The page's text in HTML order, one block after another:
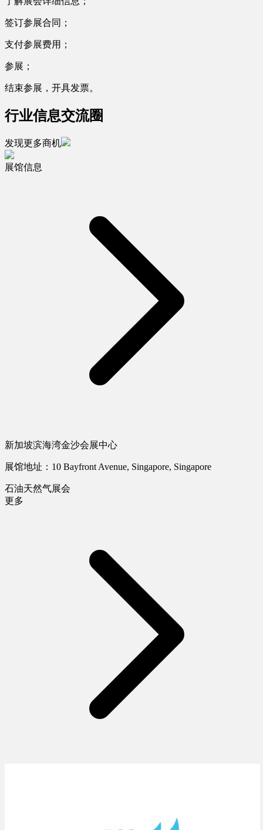
签订参展合同；
支付参展费用；
参展；
结束参展，开具发票。
行业信息交流圈
发现更多商机
展馆信息
新加坡滨海湾金沙会展中心
展馆地址：10 Bayfront Avenue, Singapore, Singapore
石油天然气展会
更多